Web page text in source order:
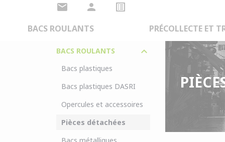
mail person list_alt
BACS ROULANTS PRÉCOLLECTE ET
CATÉGORIES
BACS ROULANTS keyboard_arrow_down
Bacs plastiques
Bacs plastiques DASRI
Opercules et accessoires
Pièces détachées